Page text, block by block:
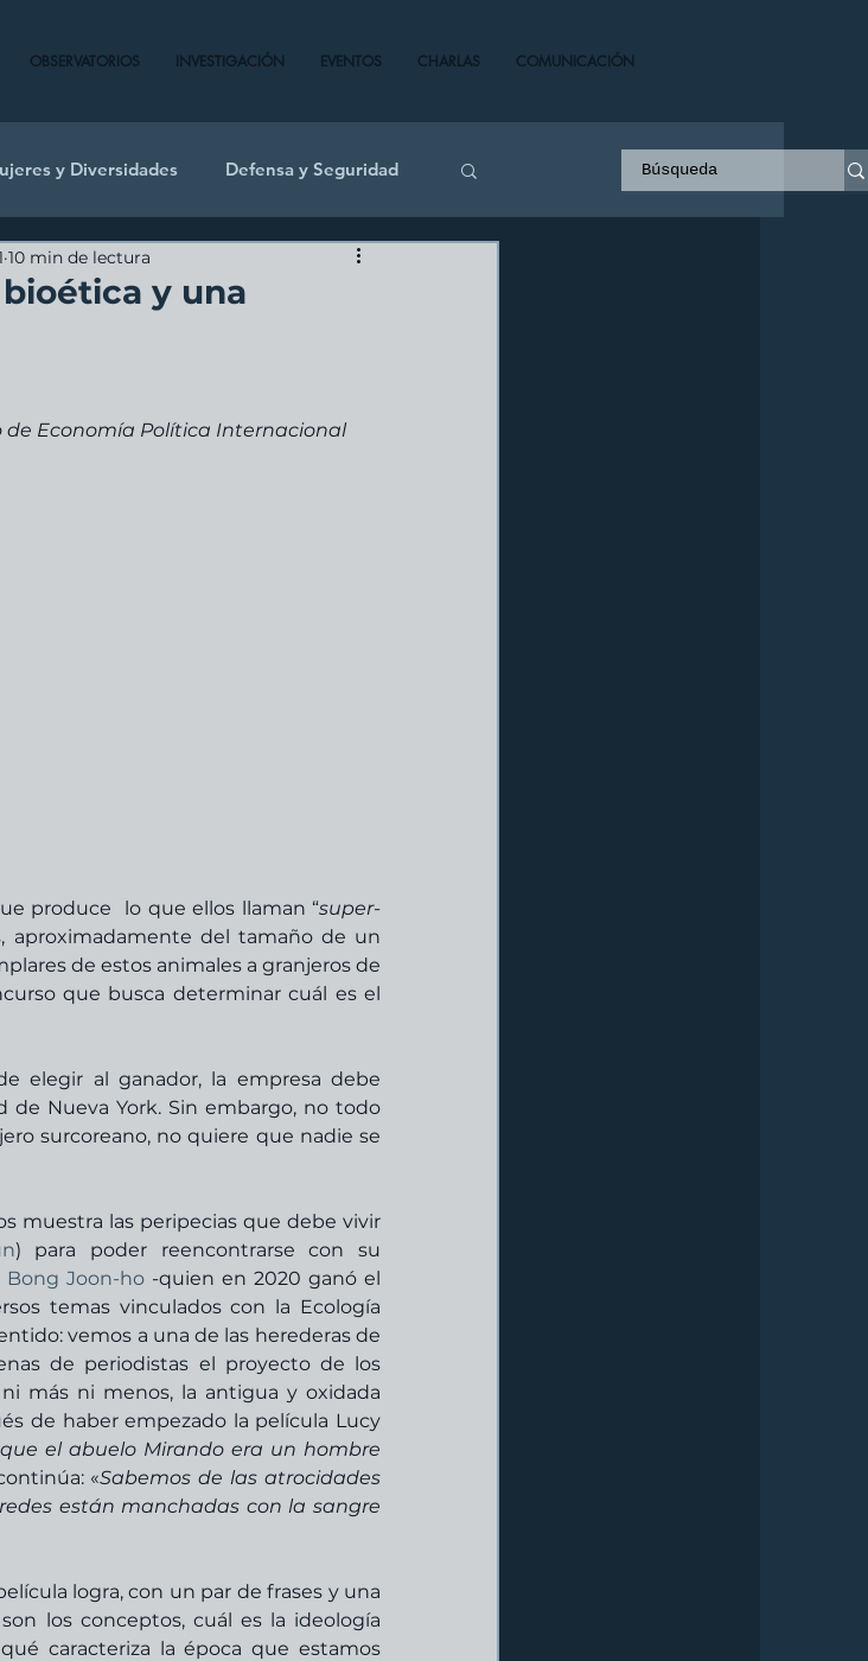
OBSERVATORIOS INVESTIGACIÓN EVENTOS CHARLAS COMUNICACIÓN
y Diversidades Defensa y Seguridad
y una
10 min de lectura
de Economía Política Internacional
produce  lo que ellos llaman “super-
aproximadamente del tamaño de un
de estos animales a granjeros de
que busca determinar cuál es el
elegir al ganador, la empresa debe
de Nueva York. Sin embargo, no todo
surcoreano, no quiere que nadie se
muestra las peripecias que debe vivir
) para poder reencontrarse con su
Bong Joon-ho -quien en 2020 ganó el
temas vinculados con la Ecología
vemos a una de las herederas de
de periodistas el proyecto de los
más ni menos, la antigua y oxidada
de haber empezado la película Lucy
que el abuelo Mirando era un hombre
«Sabemos de las atrocidades
están manchadas con la sangre
logra, con un par de frases y una
los conceptos, cuál es la ideología
caracteriza la época que estamos